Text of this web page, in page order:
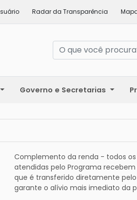
Radar da Transparência
Governo e Secretarias
Complemento da renda - todos
atendidas pelo Programa
que é transferido diretamente pelo
garante o alívio mais imediato da